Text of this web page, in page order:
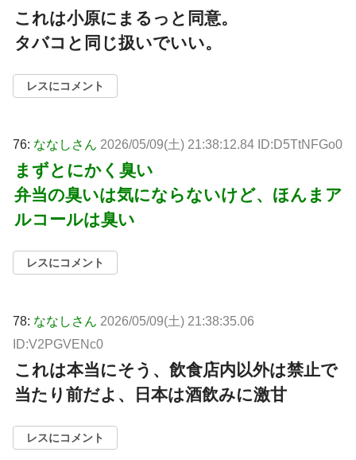
これは小原にまるっと同意。
タバコと同じ扱いでいい。
レスにコメント
76: ななしさん 2026/05/09(土) 21:38:12.84 ID:D5TtNFGo0
まずとにかく臭い
弁当の臭いは気にならないけど、ほんまア
ルコールは臭い
レスにコメント
78: ななしさん 2026/05/09(土) 21:38:35.06
ID:V2PGVENc0
これは本当にそう、飲食店内以外は禁止で
当たり前だよ、日本は酒飲みに激甘
レスにコメント